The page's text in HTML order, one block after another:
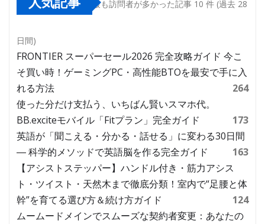
最も訪問者が多かった記事 10 件 (過去 28
日間)
FRONTIER スーパーセール2026 完全攻略ガイド 今こ
そ買い時！ゲーミングPC・高性能BTOを最安で手に入
れる方法
264
使った分だけ支払う、いちばん賢いスマホ代。
BB.exciteモバイル「Fitプラン」完全ガイド
173
英語が「聞こえる・分かる・話せる」に変わる30日間
― 科学的メソッドで英語脳を作る完全ガイド
163
【アシストステッパー】ハンドル付き・筋力アシス
ト・ツイスト・天然木まで徹底分類！室内で“足腰と体
幹”を育てる選び方＆続け方ガイド
124
ムームードメインでスムーズな契約者変更：あなたの